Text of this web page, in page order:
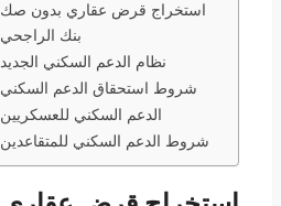
استخراج قرض عقاري بدون صك
بنك الراجحي
نظام الدعم السكني الجديد
شروط استحقاق الدعم السكني
الدعم السكني للعسكريين
شروط الدعم السكني للمتقاعدين